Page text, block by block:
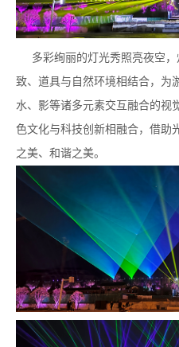
多彩绚丽的灯光秀照亮夜空，
致、道具与自然环境相结合，为
水、影等诸多元素交互融合的视
色文化与科技创新相融合，借助
之美、和谐之美。